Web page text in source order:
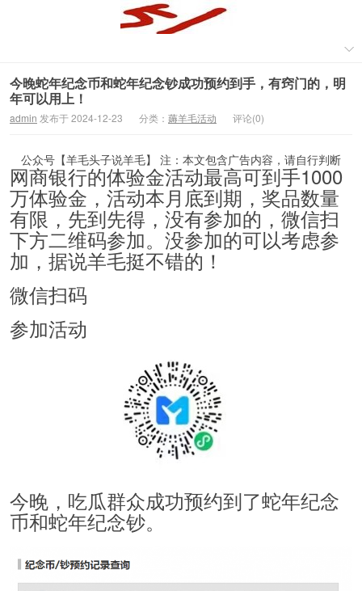
今晚蛇年纪念币和蛇年纪念钞成功预约到手，有窍门的，明
年可以用上！
admin 发布于 2024-12-23 分类： 薅羊毛活动 评论(0)
公众号【羊毛头子说羊毛】 注：本文包含广告内容，请自行判断
网商银行的体验金活动最高可到手1000
万体验金，活动本月底到期，奖品数量
有限，先到先得，没有参加的，微信扫
下方二维码参加。没参加的可以考虑参
加，据说羊毛挺不错的！
微信扫码
参加活动
今晚，吃瓜群众成功预约到了蛇年纪念
币和蛇年纪念钞。